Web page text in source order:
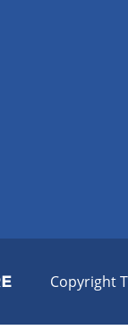
Co­py­right